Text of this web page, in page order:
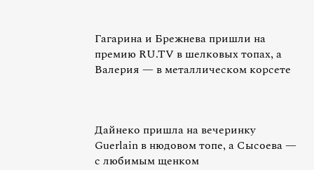
Гагарина и Брежнева пришли на
премию RU.TV в шелковых топах, а
Валерия — в металлическом корсете
Дайнеко пришла на вечеринку
Guerlain в нюдовом топе, а Сысоева —
с любимым щенком